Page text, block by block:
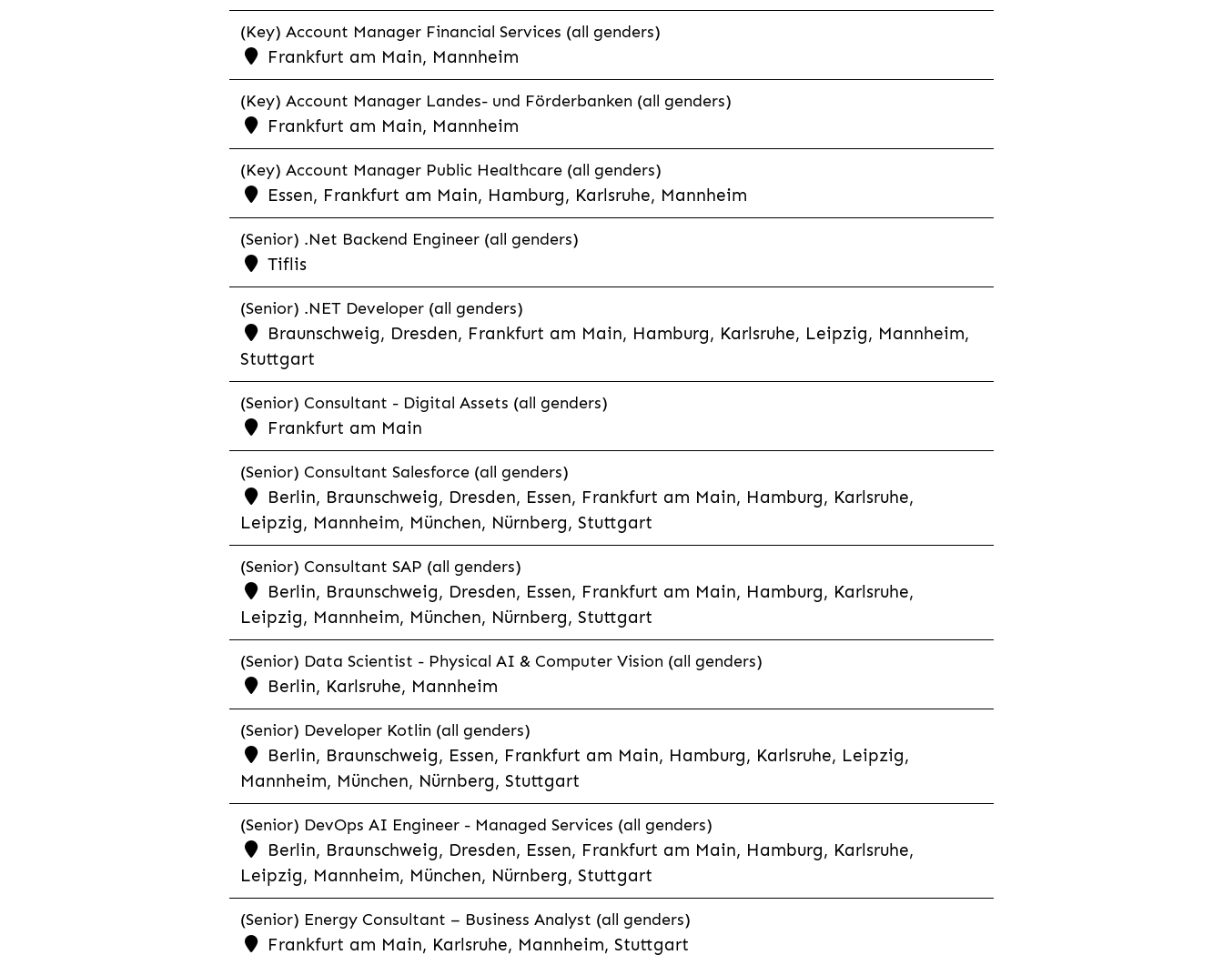
(Key) Account Manager Financial Services (all genders)
Frankfurt am Main, Mannheim
(Key) Account Manager Landes- und Förderbanken (all genders)
Frankfurt am Main, Mannheim
(Key) Account Manager Public Healthcare (all genders)
Essen, Frankfurt am Main, Hamburg, Karlsruhe, Mannheim
(Senior) .Net Backend Engineer (all genders)
Tiflis
(Senior) .NET Developer (all genders)
Braunschweig, Dresden, Frankfurt am Main, Hamburg, Karlsruhe, Leipzig, Mannheim,
Stuttgart
(Senior) Consultant - Digital Assets (all genders)
Frankfurt am Main
(Senior) Consultant Salesforce (all genders)
Berlin, Braunschweig, Dresden, Essen, Frankfurt am Main, Hamburg, Karlsruhe,
Leipzig, Mannheim, München, Nürnberg, Stuttgart
(Senior) Consultant SAP (all genders)
Berlin, Braunschweig, Dresden, Essen, Frankfurt am Main, Hamburg, Karlsruhe,
Leipzig, Mannheim, München, Nürnberg, Stuttgart
(Senior) Data Scientist - Physical AI & Computer Vision (all genders)
Berlin, Karlsruhe, Mannheim
(Senior) Developer Kotlin (all genders)
Berlin, Braunschweig, Essen, Frankfurt am Main, Hamburg, Karlsruhe, Leipzig,
Mannheim, München, Nürnberg, Stuttgart
(Senior) DevOps AI Engineer - Managed Services (all genders)
Berlin, Braunschweig, Dresden, Essen, Frankfurt am Main, Hamburg, Karlsruhe,
Leipzig, Mannheim, München, Nürnberg, Stuttgart
(Senior) Energy Consultant – Business Analyst (all genders)
Frankfurt am Main, Karlsruhe, Mannheim, Stuttgart